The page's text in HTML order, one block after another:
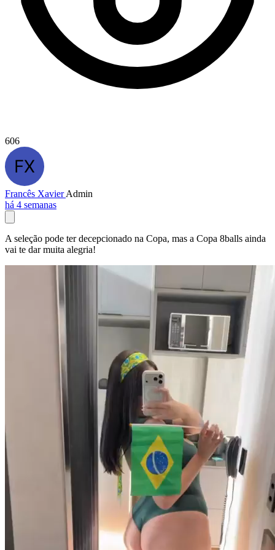
606
Francês XavierAdmin
há 4 semanas
A seleção pode ter decepcionado na Copa, mas a Copa 8balls ainda
vai te dar muita alegria!